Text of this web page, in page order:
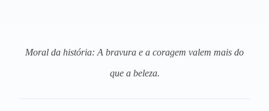
Moral da história: A bravura e a coragem valem mais do
que a beleza.